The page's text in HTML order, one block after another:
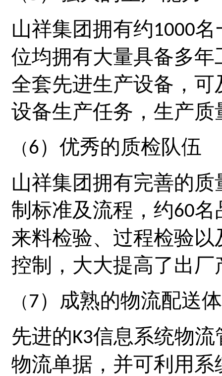
山祥集团拥有约1000名
位均拥有大量具备多
全套先进生产设备，
设备生产任务，生产质
（ 6）优秀的质检队伍
山祥集团拥有完善的质
制标准及流程，约60名
来料检验、过程检验
控制，大大提高了出厂
（ 7）成熟的物流配送
先进的K3信息系统物
物流单据，并可利用